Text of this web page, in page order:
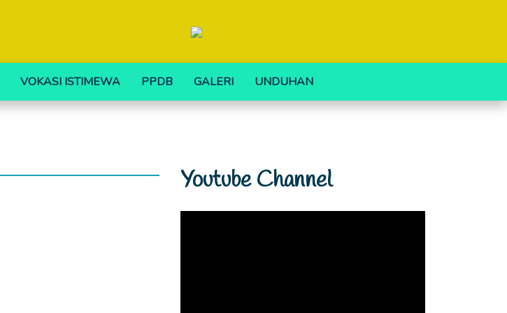
VOKASI ISTIMEWA PPDB GALERI UNDUHAN
Youtube Channel